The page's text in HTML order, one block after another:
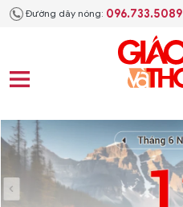
Đường dây nóng: 096.733.5089